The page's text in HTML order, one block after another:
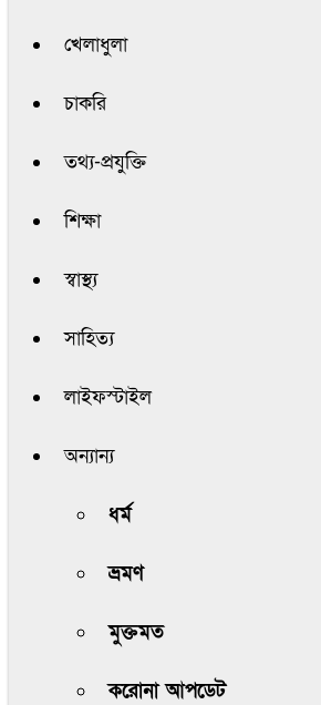
খেলাধুলা
চাকরি
তথ্য-প্রযুক্তি
শিক্ষা
স্বাস্থ্য
সাহিত্য
লাইফস্টাইল
অন্যান্য
ধর্ম
ভ্রমণ
মুক্তমত
করোনা আপডেট